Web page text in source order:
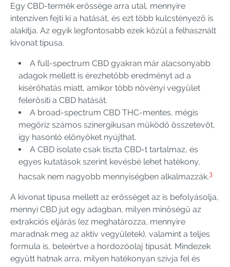
Egy CBD-termék erőssége arra utal, mennyire
intenzíven fejti ki a hatását, és ezt több kulcstényező is
alakítja. Az egyik legfontosabb ezek közül a felhasznált
kivonat típusa.
A full-spectrum CBD gyakran már alacsonyabb
adagok mellett is érezhetőbb eredményt ad a
kísérőhatás miatt, amikor több növényi vegyület
felerősíti a CBD hatását.
A broad-spectrum CBD THC-mentes, mégis
megőriz számos szinergikusan működő összetevőt,
így hasonló előnyöket nyújthat.
A CBD isolate csak tiszta CBD-t tartalmaz, és
egyes kutatások szerint kevésbé lehet hatékony,
hacsak nem nagyobb mennyiségben alkalmazzák.3
A kivonat típusa mellett az erősséget az is befolyásolja,
mennyi CBD jut egy adagban, milyen minőségű az
extrakciós eljárás (ez meghatározza, mennyire
maradnak meg az aktív vegyületek), valamint a teljes
formula is, beleértve a hordozóolaj típusát. Mindezek
együtt hatnak arra, milyen hatékonyan szívja fel és